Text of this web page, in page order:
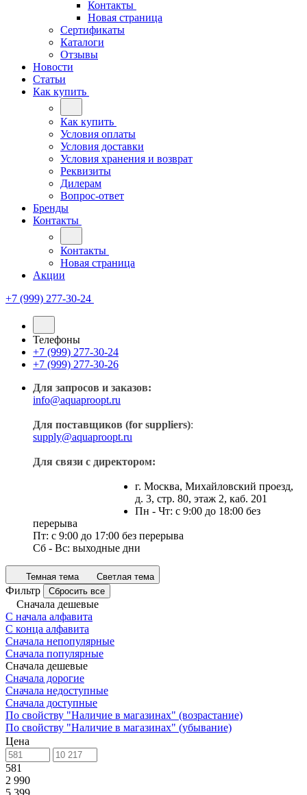
Контакты
Новая страница
Сертификаты
Каталоги
Отзывы
Новости
Статьи
Как купить
Как купить
Условия оплаты
Условия доставки
Условия хранения и возврат
Реквизиты
Дилерам
Вопрос-ответ
Бренды
Контакты
Контакты
Новая страница
Акции
+7 (999) 277-30-24
Телефоны
+7 (999) 277-30-24
+7 (999) 277-30-26
Для запросов и заказов:
info@aquaproopt.ru
Для поставщиков (for suppliers):
supply@aquaproopt.ru
Для связи с директором:
г. Москва, Михайловский проезд,
д. 3, стр. 80, этаж 2, каб. 201
Пн - Чт: с 9:00 до 18:00 без
перерыва
Пт: с 9:00 до 17:00 без перерыва
Сб - Вс: выходные дни
Темная тема Светлая тема
Фильтр Сбросить все
Сначала дешевые
С начала алфавита
С конца алфавита
Сначала непопулярные
Сначала популярные
Сначала дешевые
Сначала дорогие
Сначала недоступные
Сначала доступные
По свойству "Наличие в магазинах" (возрастание)
По свойству "Наличие в магазинах" (убывание)
Цена
581
2 990
5 399